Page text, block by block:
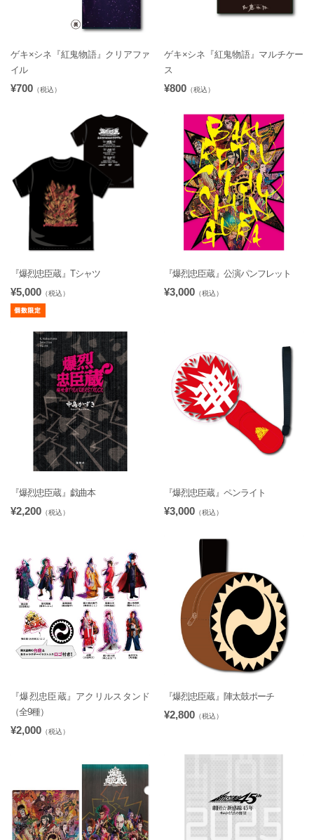
ゲキ×シネ『紅鬼物語』クリアファ
イル
¥700 （税込）
ゲキ×シネ『紅鬼物語』マルチケー
ス
¥800 （税込）
『爆烈忠臣蔵』Tシャツ
¥5,000 （税込）
『爆烈忠臣蔵』公演パンフレット
¥3,000 （税込）
『爆烈忠臣蔵』戯曲本
¥2,200 （税込）
『爆烈忠臣蔵』ペンライト
¥3,000 （税込）
『爆烈忠臣蔵』アクリルスタンド
（全9種）
¥2,000 （税込）
『爆烈忠臣蔵』陣太鼓ポーチ
¥2,800 （税込）